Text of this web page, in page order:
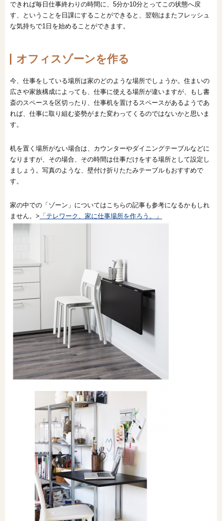
できれば毎日仕事終わりの時間に、5分か10分とってこの状態へ戻
す、ということを日課にすることができると、翌朝はまたフレッシュ
な気持ちで1日を始めることができます。
オフィスゾーンを作る
今、仕事をしている場所は家のどのような場所でしょうか。住まいの
広さや家族構成によっても、仕事に使える場所が違いますが、もし書
斎のスペースを区切ったり、仕事机を置けるスペースがあるようであ
れば、仕事に取り組む姿勢がまた変わってくるのではないかと思いま
す。
机を置く場所がない場合は、カウンターやダイニングテーブルなどに
なりますが、その場合、その時間は仕事だけをする場所として設定し
ましょう。写真のような、壁付け折りたたみテーブルもおすすめで
す。
家の中での「ゾーン」についてはこちらの記事も参考になるかもしれ
ません。> 「テレワーク、家に仕事場所を作ろう。」